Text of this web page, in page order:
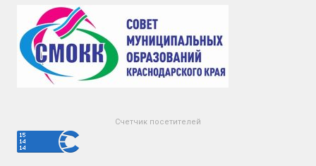
Счетчик посетителей